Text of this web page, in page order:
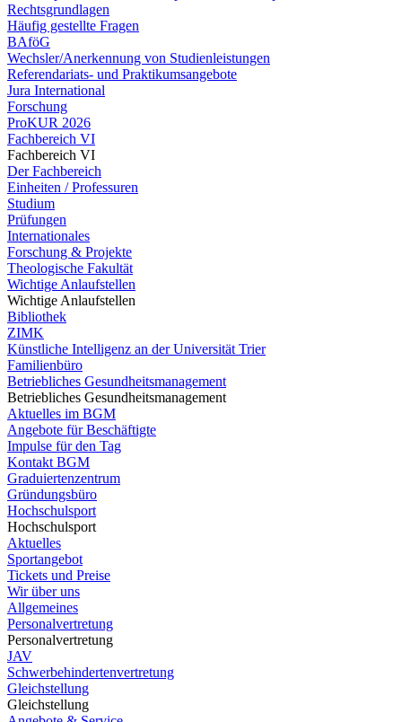
Rechtsgrundlagen
Häufig gestellte Fragen
BAföG
Wechsler/Anerkennung von Studienleistungen
Referendariats- und Praktikumsangebote
Jura International
Forschung
ProKUR 2026
Fachbereich VI
Fachbereich VI
Der Fachbereich
Einheiten / Professuren
Studium
Prüfungen
Internationales
Forschung & Projekte
Theologische Fakultät
Wichtige Anlaufstellen
Wichtige Anlaufstellen
Bibliothek
ZIMK
Künstliche Intelligenz an der Universität Trier
Familienbüro
Betriebliches Gesundheitsmanagement
Betriebliches Gesundheitsmanagement
Aktuelles im BGM
Angebote für Beschäftigte
Impulse für den Tag
Kontakt BGM
Graduiertenzentrum
Gründungsbüro
Hochschulsport
Hochschulsport
Aktuelles
Sportangebot
Tickets und Preise
Wir über uns
Allgemeines
Personalvertretung
Personalvertretung
JAV
Schwerbehindertenvertretung
Gleichstellung
Gleichstellung